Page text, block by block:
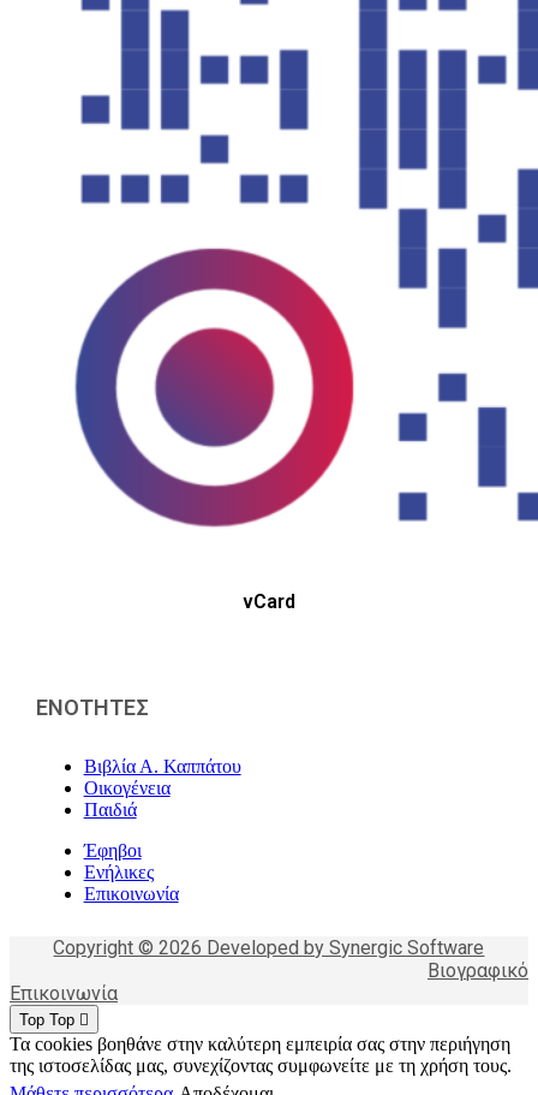
vCard
ΕΝΟΤΗΤΕΣ
Βιβλία Α. Καππάτου
Οικογένεια
Παιδιά
Έφηβοι
Ενήλικες
Επικοινωνία
Copyright © 2026 Developed by Synergic Software
Βιογραφικό
Επικοινωνία
Top Top
Τα cookies βοηθάνε στην καλύτερη εμπειρία σας στην περιήγηση
της ιστοσελίδας μας, συνεχίζοντας συμφωνείτε με τη χρήση τους.